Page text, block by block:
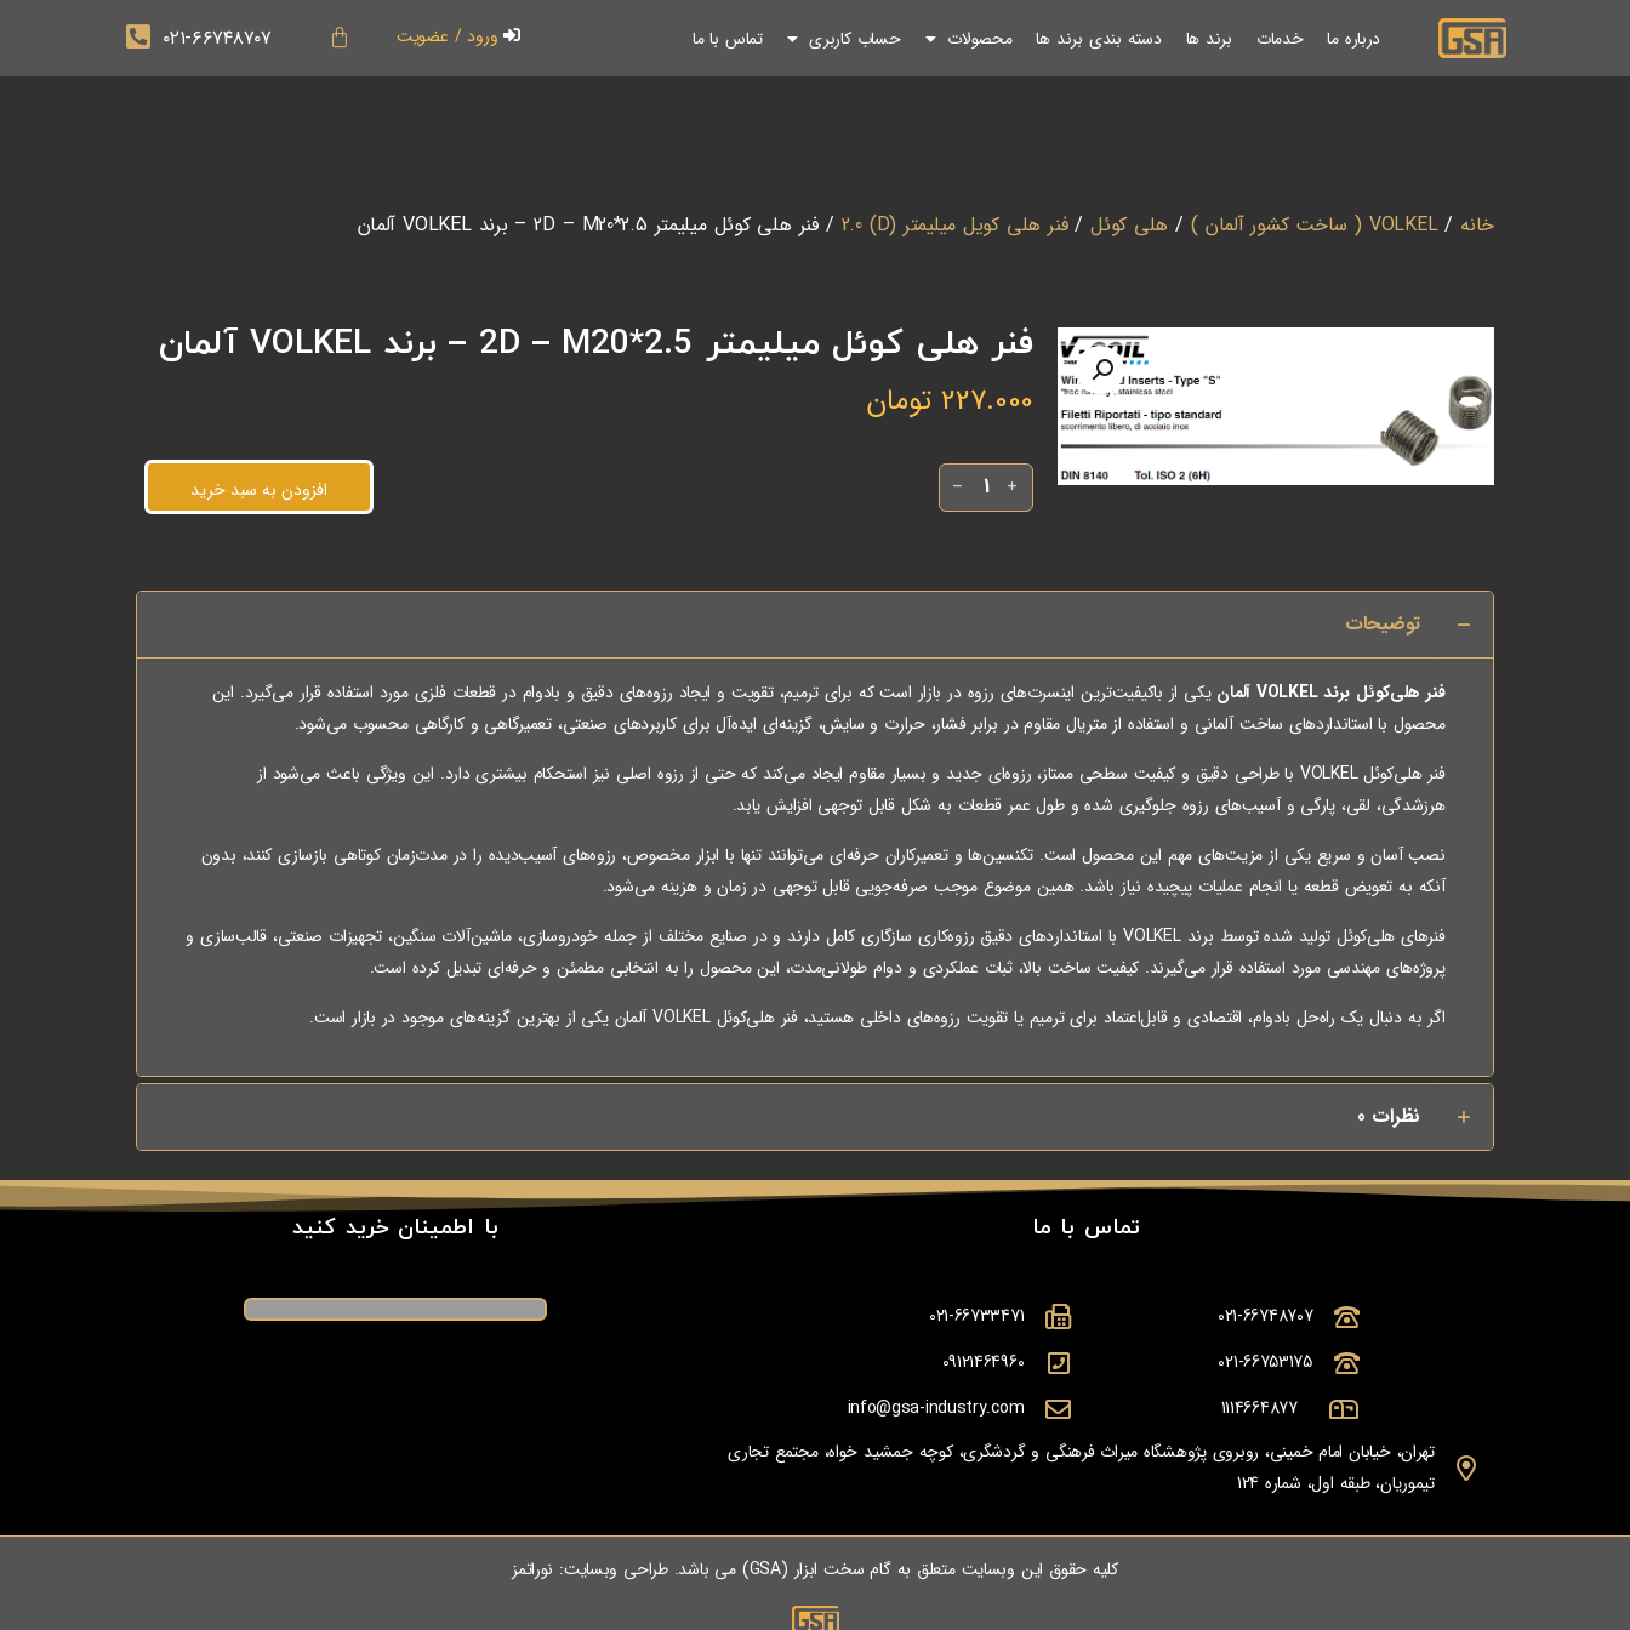
درباره ما خدمات برند ها دسته بندی برند ها محصولات حساب کاربری تماس با ما ورود / عضویت ۰۲۱-۶۶۷۴۸۷۰۷
خانه /VOLKEL ( ساخت کشور آلمان ) / هلی کوئل/فنر هلی کویل میلیمتر (D) 2.0 / فنر هلی کوئل میلیمتر 2D – M20*2.5 – برند VOLKEL آلمان
فنر هلی کوئل میلیمتر 2D – M20*2.5 – برند VOLKEL آلمان
227.000 تومان
افزودن به سبد خرید
توضیحات
فنر هلی‌کوئل برند VOLKEL آلمان
یکی از باکیفیت‌ترین اینسرت‌های رزوه در بازار است که برای ترمیم، تقویت و ایجاد رزوه‌های دقیق و بادوام در قطعات فلزی مورد استفاده قرار می‌گیرد. این
محصول با استانداردهای ساخت آلمانی و استفاده از متریال مقاوم در برابر فشار، حرارت و سایش، گزینه‌ای ایده‌آل برای کاربردهای صنعتی، تعمیرگاهی و کارگاهی محسوب می‌شود.
فنر هلی‌کوئل VOLKEL با طراحی دقیق و کیفیت سطحی ممتاز، رزوه‌ای جدید و بسیار مقاوم ایجاد می‌کند که حتی از رزوه اصلی نیز استحکام بیشتری دارد. این ویژگی باعث می‌شود از
هرزشدگی، لقی، پارگی و آسیب‌های رزوه جلوگیری شده و طول عمر قطعات به شکل قابل توجهی افزایش یابد.
نصب آسان و سریع یکی از مزیت‌های مهم این محصول است. تکنسین‌ها و تعمیرکاران حرفه‌ای می‌توانند تنها با ابزار مخصوص، رزوه‌های آسیب‌دیده را در مدت‌زمان کوتاهی بازسازی کنند، بدون
آنکه به تعویض قطعه یا انجام عملیات پیچیده نیاز باشد. همین موضوع موجب صرفه‌جویی قابل توجهی در زمان و هزینه می‌شود.
فنرهای هلی‌کوئل تولید شده توسط برند VOLKEL با استانداردهای دقیق رزوه‌کاری سازگاری کامل دارند و در صنایع مختلف از جمله خودروسازی، ماشین‌آلات سنگین، تجهیزات صنعتی، قالب‌سازی و
پروژه‌های مهندسی مورد استفاده قرار می‌گیرند. کیفیت ساخت بالا، ثبات عملکردی و دوام طولانی‌مدت، این محصول را به انتخابی مطمئن و حرفه‌ای تبدیل کرده است.
اگر به دنبال یک راه‌حل بادوام، اقتصادی و قابل‌اعتماد برای ترمیم یا تقویت رزوه‌های داخلی هستید، فنر هلی‌کوئل VOLKEL آلمان یکی از بهترین گزینه‌های موجود در بازار است.
نظرات 0
تماس با ما
021-66748707
021-66753175
1114664877
021-66733471
09121464960
info@gsa-industry.com
تهران، خیابان امام خمینی، روبروی پژوهشگاه میراث فرهنگی و گردشگری، کوچه جمشید خواه، مجتمع تجاری
تیموریان، طبقه اول، شماره 124
با اطمینان خرید کنید
کلیه حقوق این وبسایت متعلق به گام سخت ابزار (GSA) می باشد. طراحی وبسایت: نوراتمز